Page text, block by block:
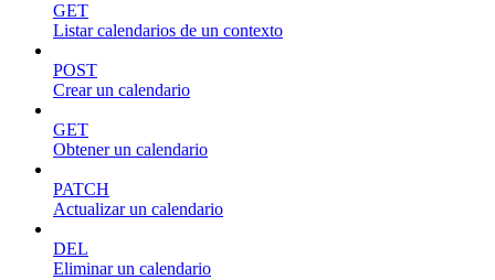
GET
Listar calendarios de un contexto
POST
Crear un calendario
GET
Obtener un calendario
PATCH
Actualizar un calendario
DEL
Eliminar un calendario